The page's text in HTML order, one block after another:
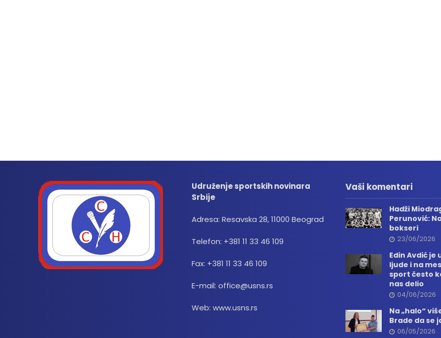
Udruženje sportskih novinara
Srbije
Adresa: Resavska 28, 11000 Beograd
Telefon: +381 11 33 46 109
Fax: +381 11 33 46 109
E-mail: office@usns.rs
Web: www.usns.rs
Vaši komentari
Hadži
Perunović:
bokseri
23/06/2026
Edin Avdić je
ljude i na
sport često
nas delio
04/06/2026
Na „halo“
Brade da se
06/05/2026